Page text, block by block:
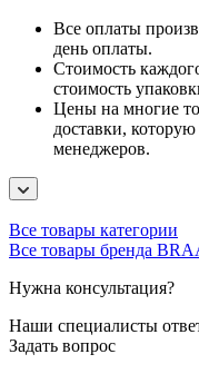
Все оплаты
день оплаты.
Стоимость
стоимость
Цены на многие
доставки,
менеджеров.
Все товары категории
Все товары бренда
Нужна консультация?
Наши специалисты
Задать вопрос